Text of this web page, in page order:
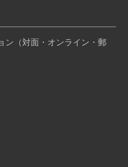
ン（対面・オンライン・郵